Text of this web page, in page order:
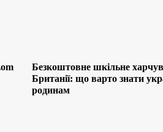
Безкоштовне шкільне
Британії: що варто знати
родинам